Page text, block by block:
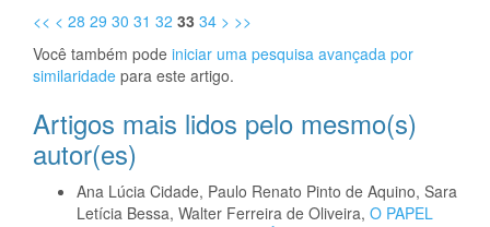
<< < 28 29 30 31 32 33 34 > >>
Você também pode iniciar uma pesquisa avançada por
similaridade para este artigo.
Artigos mais lidos pelo mesmo(s)
autor(es)
Ana Lúcia Cidade, Paulo Renato Pinto de Aquino, Sara
Letícia Bessa, Walter Ferreira de Oliveira, O PAPEL